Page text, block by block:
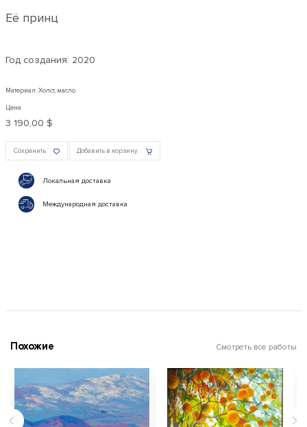
Её принц
Год создания: 2020
Материал: Холст, масло
Цена
3 190,00 $
Сохранить Добавить в корзину
Локальная доставка
Международная доставка
Похожие Смотреть все работы